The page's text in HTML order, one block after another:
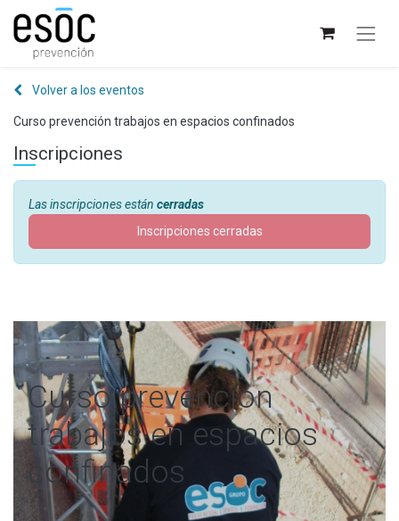
Volver a los eventos
Curso prevención trabajos en espacios confinados
Inscripciones
Las inscripciones están cerradas
Inscripciones cerradas
Curso prevención
trabajos en espacios
confinados